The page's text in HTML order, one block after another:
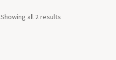
Showing all 2 results